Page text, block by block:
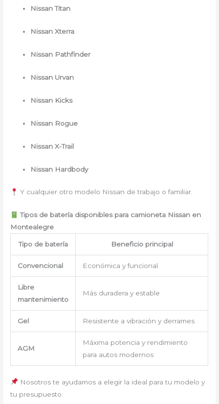
Nissan Titan
Nissan Xterra
Nissan Pathfinder
Nissan Urvan
Nissan Kicks
Nissan Rogue
Nissan X-Trail
Nissan Hardbody
Y cualquier otro modelo Nissan de trabajo o familiar.
Tipos de batería disponibles para camioneta Nissan en
Montealegre
Tipo de batería Beneficio principal
Convencional Económica y funcional
Libre
mantenimiento
Más duradera y estable
Gel Resistente a vibración y derrames
AGM
Máxima potencia y rendimiento
para autos modernos
Nosotros te ayudamos a elegir la ideal para tu modelo y
tu presupuesto.